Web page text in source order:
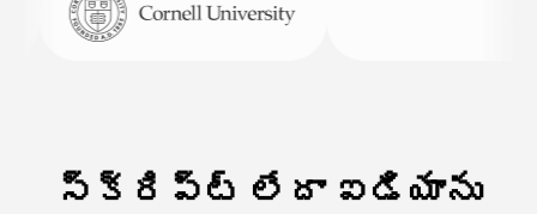
స్క్రిప్ట్ లేదా ఐడియాను